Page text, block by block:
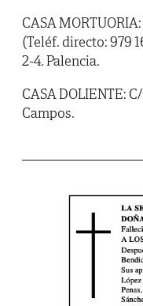
CASA
(Teléf. directo: 979
2-4. Palencia.
CASA DOLIENTE:
Campos.